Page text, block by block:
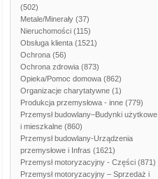
(502)
Metale/Minerały (37)
Nieruchomości (115)
Obsługa klienta (1521)
Ochrona (56)
Ochrona zdrowia (873)
Opieka/Pomoc domowa (862)
Organizacje charytatywne (1)
Produkcja przemysłowa - inne (779)
Przemysł budowlany–Budynki użytkowe
i mieszkalne (860)
Przemysł budowlany-Urządzenia
przemysłowe i Infras (1621)
Przemysł motoryzacyjny - Części (871)
Przemysł motoryzacyjny – Sprzedaż i